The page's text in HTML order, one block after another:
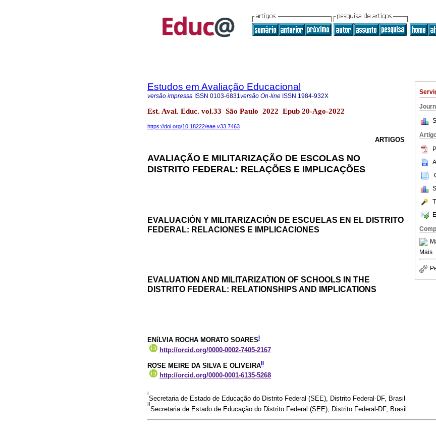
Mais
Estudos em Avaliação Educacional
versão impressa ISSN 0103-6831versão On-line ISSN 1984-932X
Est. Aval. Educ. vol.33 São Paulo 2022 Epub 20-Ago-2022
https://doi.org/10.18222/eae.v33.7463
ARTIGOS
AVALIAÇÃO E MILITARIZAÇÃO DE ESCOLAS NO
DISTRITO FEDERAL: RELAÇÕES E IMPLICAÇÕES
EVALUACIÓN Y MILITARIZACIÓN DE ESCUELAS EN EL DISTRITO
FEDERAL: RELACIONES E IMPLICACIONES
EVALUATION AND MILITARIZATION OF SCHOOLS IN THE
DISTRITO FEDERAL: RELATIONSHIPS AND IMPLICATIONS
ENíLVIA ROCHA MORATO SOARES
http://orcid.org/0000-0002-7405-2167
ROSE MEIRE DA SILVA E OLIVEIRAII
http://orcid.org/0000-0001-6135-5268
Secretaria de Estado de Educação do Distrito Federal (SEE), Distrito Federal-DF, Brasil
Secretaria de Estado de Educação do Distrito Federal (SEE), Distrito Federal-DF, Brasil